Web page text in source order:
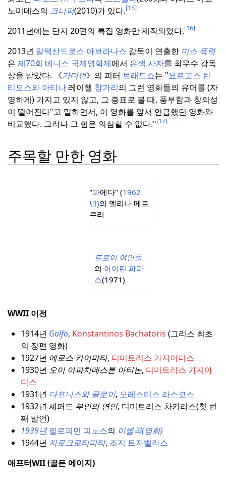
노미데스의 크니퍼(2010)가 있다.[15]
2011년에는 단지 20편의 특집 영화만 제작되었다.[16]
2013년 알렉산드로스 아브라나스 감독이 연출한 미스 폭력
은 제70회 베니스 국제영화제에서 은색 사자를 최우수 감독
상을 받았다. 《가디언》의 피터 브래드쇼는 "요르고스 란
티모스와 아티나 레이첼 창가리의 그런 영화들의 유머를 (자
명하게) 가지고 있지 않고, 그 증표로 볼 때, 풍부함과 창의성
이 떨어진다"고 말하면서, 이 영화를 앞서 언급했던 영화와
비교했다. 그러나 그 힘은 의심할 수 없다."[17]
주목할 만한 영화
"파에다" (1962
년)의 멜리나 메르
쿠리
트로이 여인들
의 아이린 파파
스(1971)
WWII 이전
1914년 Golfo, Konstantinos Bachatoris (그리스 최초
의 장편 영화)
1927년 에로스 카이마타, 디미트리스 가지아디스
1930년 오이 아파치데스톤 아티논, 디미트리스 가지아
디스
1931년 다프니스와 클로이, 오레스티스 라스코스
1932년 셰퍼드 부인의 연인, 디미트리스 차키리스(첫 번
째 발언)
1939년 필로피민 피노스의 이별곡(영화)
1944년 지로크로티마타, 조지 트자벨라스
애프터WII (골든 에이지)